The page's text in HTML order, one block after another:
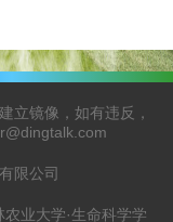
立镜像，如有违反，
限公司
农业大学·生命科学学